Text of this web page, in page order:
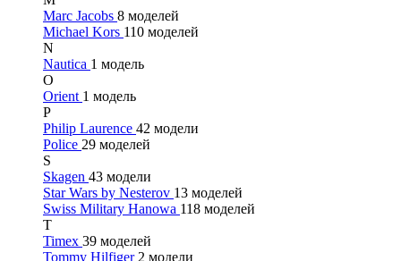
Marc Jacobs 8 моделей
Michael Kors 110 моделей
N
Nautica 1 модель
O
Orient 1 модель
P
Philip Laurence 42 модели
Police 29 моделей
S
Skagen 43 модели
Star Wars by Nesterov 13 моделей
Swiss Military Hanowa 118 моделей
T
Timex 39 моделей
Tommy Hilfiger 2 модели